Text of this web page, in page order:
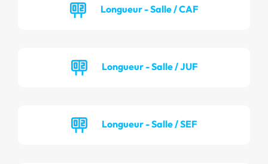
Longueur - Salle / CAF
Longueur - Salle / JUF
Longueur - Salle / SEF